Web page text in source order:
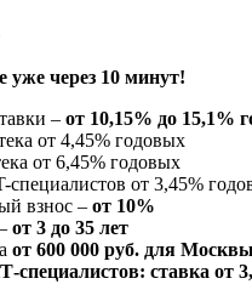
уже через 10 минут!
– от 10,15% до 15,1%
от 4,45% годовых
от 6,45% годовых
специалистов от 3,45%
взнос – от 10%
от 3 до 35 лет
от 600 000 руб. для Москвы
специалистов: ставка от